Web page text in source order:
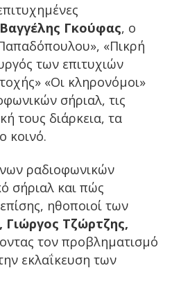
Βαγγέλης Γκούφας, ο
«Πικρή
των επιτυχιών
«Οι κληρονόμοι»
σήριαλ, τις
τους διάρκεια, τα
κοινό.
ραδιοφωνικών
σήριαλ και πώς
ηθοποιοί των
Γιώργος Τζώρτζης,
τον προβληματισμό
εκλαΐκευση των